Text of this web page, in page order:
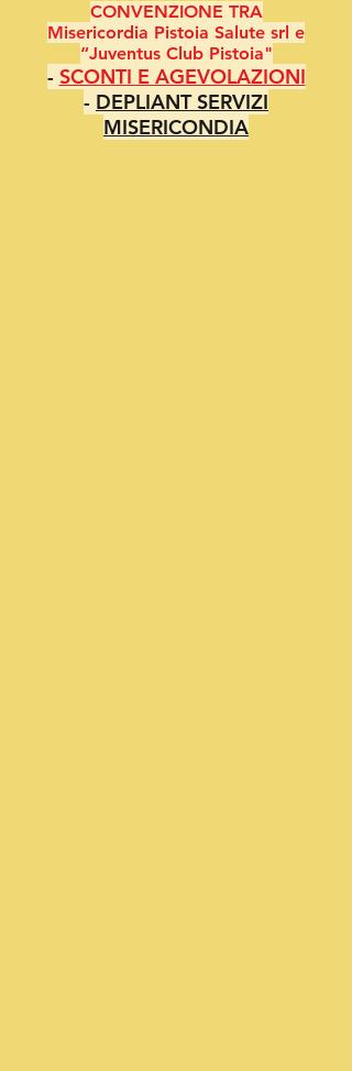
CONVENZIONE TRA
Misericordia Pistoia Salute srl e
“Juventus Club Pistoia"
- SCONTI E AGEVOLAZIONI
- DEPLIANT SERVIZI
MISERICONDIA